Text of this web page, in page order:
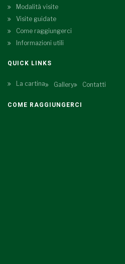
Modalità visite
Visite guidate
Come raggiungerci
Informazioni utili
QUICK LINKS
La cartina Gallery Contatti
COME RAGGIUNGERCI